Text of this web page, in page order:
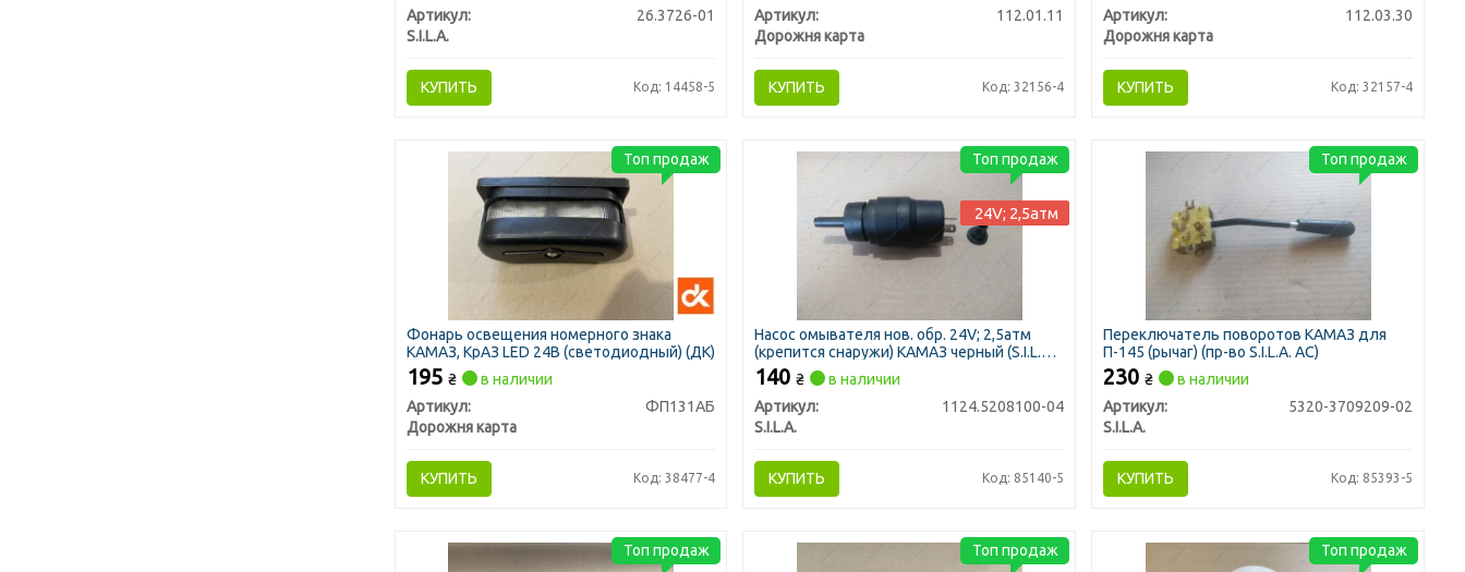
Артикул:
26.3726-01
S.I.L.A.
КУПИТЬ Код: 14458-5
Артикул:
112.01.11
Дорожня карта
КУПИТЬ Код: 32156-4
Артикул:
112.03.30
Дорожня карта
КУПИТЬ Код: 32157-4
Фонарь освещения номерного знака
КАМАЗ, КрАЗ LED 24В (светодиодный) (ДК)
195 ₴
в наличии
Артикул:
ФП131АБ
Дорожня карта
КУПИТЬ Код: 38477-4
Топ продаж
Насос омывателя нов. обр. 24V; 2,5атм
(крепится снаружи) КАМАЗ черный (S.I.L.A.
AC, Ставрово)
140₴
в наличии
Артикул:
1124.5208100-04
S.I.L.A.
КУПИТЬ Код: 85140-5
Топ продаж
24V; 2,5атм
Переключатель поворотов КАМАЗ для
П-145 (рычаг) (пр-во S.I.L.A. AC)
230₴
в наличии
Артикул:
5320-3709209-02
S.I.L.A.
КУПИТЬ Код: 85393-5
Топ продаж
Топ продаж Топ продаж Топ продаж